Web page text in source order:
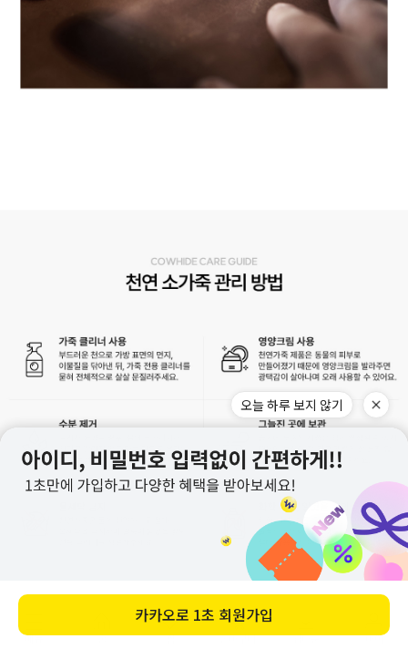
메뉴 홈 찜 장바구니 앱다운 마이
오늘 하루 보지 않기
카카오로 1초 회원가입